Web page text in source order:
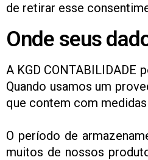
de retirar esse
Onde seus
A KGD CONTABILIDADE
Quando usamos um
que contem com
O período de
muitos de nossos